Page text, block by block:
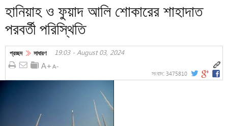
হানিয়াহ ও ফুয়াদ আলি শোকারের শাহাদাত
পরবর্তী পরিস্থিতি
প্রচ্ছদ সাধারণ 19:03 - August 03, 2024
সংবাদ: 3475810